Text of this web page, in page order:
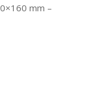
mm –